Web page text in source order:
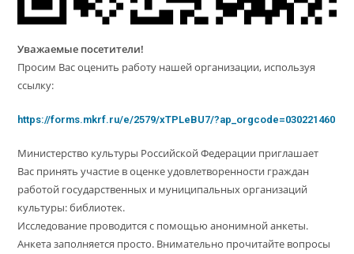
Уважаемые посетители!
Просим Вас оценить работу нашей организации, используя
ссылку:
https://forms.mkrf.ru/e/2579/xTPLeBU7/?ap_orgcode=030221460
Министерство культуры Российской Федерации приглашает
Вас принять участие в оценке удовлетворенности граждан
работой государственных и муниципальных организаций
культуры: библиотек.
Исследование проводится с помощью анонимной анкеты.
Анкета заполняется просто. Внимательно прочитайте вопросы